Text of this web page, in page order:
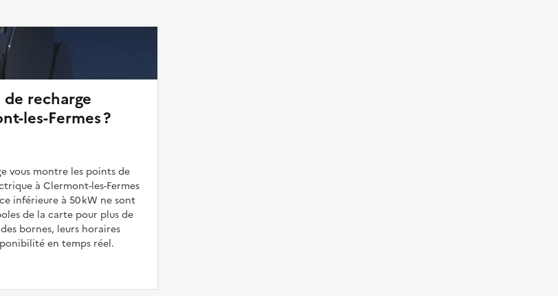
recharge
les-Fermes ?
vous montre les points de
à Clermont-les-Fermes
inférieure à 50 kW ne sont
de la carte pour plus de
bornes, leurs horaires
en temps réel.